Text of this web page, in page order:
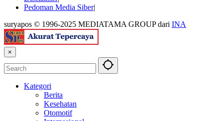
Pedoman Media Siber
suryapos © 1996-2025 MEDIATAMA GROUP dari INA
×
Kategori
Berita
Kesehatan
Otomotif